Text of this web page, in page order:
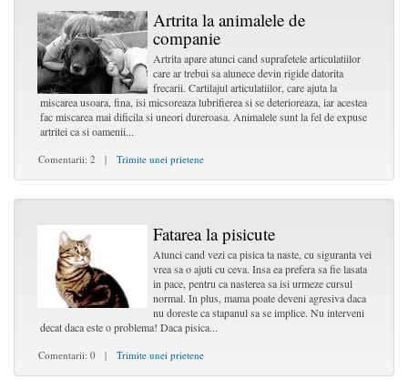
Artrita la animalele de
companie
Artrita apare atunci cand suprafetele articulatiilor
care ar trebui sa alunece devin rigide datorita
frecarii. Cartilajul articulatiilor, care ajuta la
miscarea usoara, fina, isi micsoreaza lubrifierea si se deterioreaza, iar acestea
fac miscarea mai dificila si uneori dureroasa. Animalele sunt la fel de expuse
artritei ca si oamenii...
Comentarii: 2 | Trimite unei prietene
Fatarea la pisicute
Atunci cand vezi ca pisica ta naste, cu siguranta vei
vrea sa o ajuti cu ceva. Insa ea prefera sa fie lasata
in pace, pentru ca nasterea sa isi urmeze cursul
normal. In plus, mama poate deveni agresiva daca
nu doreste ca stapanul sa se implice. Nu interveni
decat daca este o problema! Daca pisica...
Comentarii: 0 | Trimite unei prietene